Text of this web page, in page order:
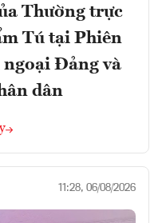
Thường trực
Tú tại Phiên
ngoại Đảng và
dân
11:28, 06/08/2026